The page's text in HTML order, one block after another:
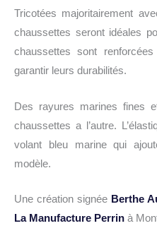
Tricotées majoritairement
chaussettes seront idéales
chaussettes sont
garantir leurs durabilités.
Des rayures marines fines
chaussettes a l’autre.
volant bleu marine qui
modèle.
Une création signée Berthe
La Manufacture Perrin à